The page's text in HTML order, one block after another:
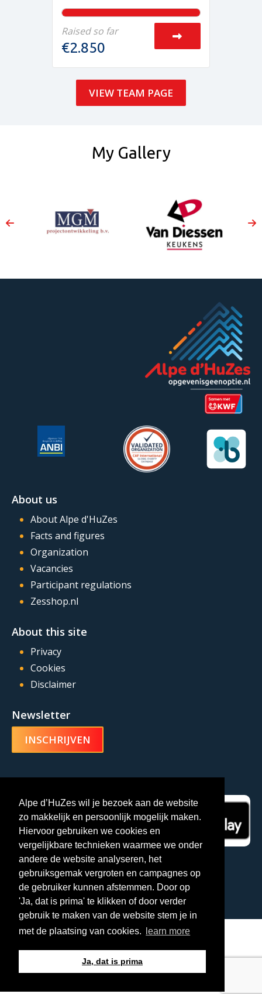
Alpe d’HuZes wil je bezoek aan de website
zo makkelijk en persoonlijk mogelijk maken.
Hiervoor gebruiken we cookies en
vergelijkbare technieken waarmee we onder
andere de website analyseren, het
gebruiksgemak vergroten en campagnes op
de gebruiker kunnen afstemmen. Door op
'Ja, dat is prima' te klikken of door verder
gebruik te maken van de website stem je in
met de plaatsing van cookies.
learn more
Ja, dat is prima
Raised so far
€2.850
VIEW TEAM PAGE
My Gallery
About us
About Alpe d'HuZes
Facts and figures
Organization
Vacancies
Participant regulations
Zesshop.nl
About this site
Privacy
Cookies
Disclaimer
Newsletter
INSCHRIJVEN